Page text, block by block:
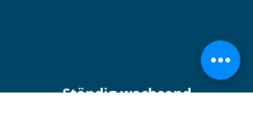
Ständig wachsend